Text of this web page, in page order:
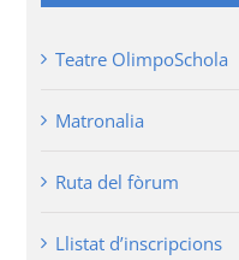
Teatre OlimpoSchola
Matronalia
Ruta del fòrum
Llistat d’inscripcions